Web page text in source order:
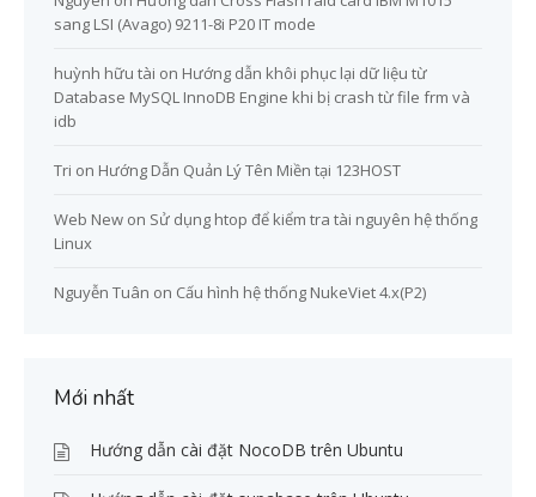
sang LSI (Avago) 9211-8i P20 IT mode
huỳnh hữu tài on Hướng dẫn khôi phục lại dữ liệu từ
Database MySQL InnoDB Engine khi bị crash từ file frm và
idb
Tri on Hướng Dẫn Quản Lý Tên Miền tại 123HOST
Web New on Sử dụng htop để kiểm tra tài nguyên hệ thống
Linux
Nguyễn Tuân on Cấu hình hệ thống NukeViet 4.x(P2)
Mới nhất
Hướng dẫn cài đặt NocoDB trên Ubuntu